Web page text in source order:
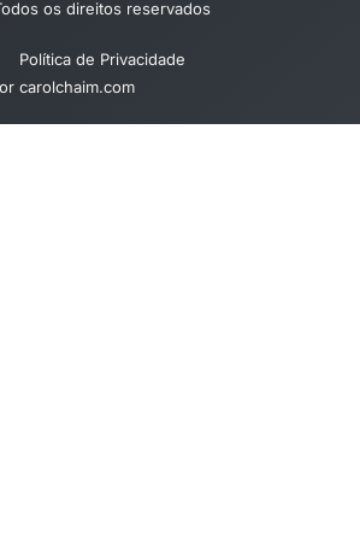
os direitos reservados
Política de Privacidade
carolchaim.com